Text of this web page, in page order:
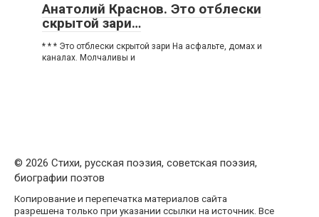
Анатолий Краснов. Это отблески
скрытой зари…
* * * Это отблески скрытой зари На асфальте, домах и
каналах. Молчаливы и
© 2026 Стихи, русская поэзия, советская поэзия,
биографии поэтов
Копирование и перепечатка материалов сайта
разрешена только при указании ссылки на источник. Все